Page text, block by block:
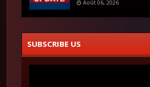
Août 06, 2026
SUBSCRIBE US